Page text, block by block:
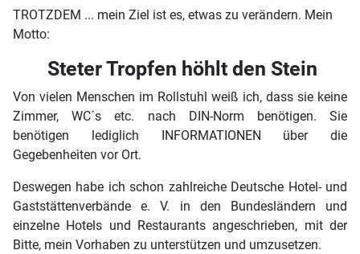
TROTZDEM ... mein Ziel ist es, etwas zu verändern. Mein
Motto:
Steter Tropfen höhlt den Stein
Von vielen Menschen im Rollstuhl weiß ich, dass sie keine
Zimmer, WC´s etc. nach DIN-Norm benötigen. Sie
benötigen lediglich INFORMATIONEN über die
Gegebenheiten vor Ort.
Deswegen habe ich schon zahlreiche Deutsche Hotel- und
Gaststättenverbände e. V. in den Bundesländern und
einzelne Hotels und Restaurants angeschrieben, mit der
Bitte, mein Vorhaben zu unterstützen und umzusetzen.